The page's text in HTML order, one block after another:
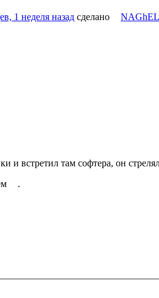
1 неделя назад сделано
и встретил там софтера, он
.